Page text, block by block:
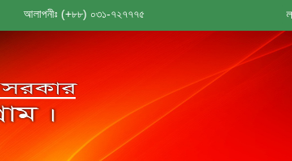
আলাপনীঃ (+৮৮) ০৩১-৭২৭৭৭৫